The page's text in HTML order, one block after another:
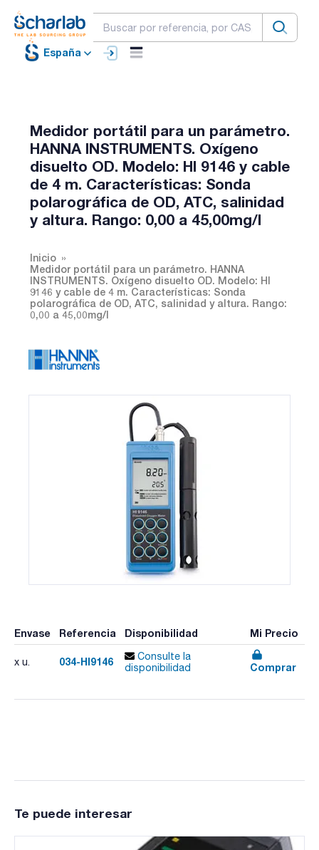
España
Medidor portátil para un parámetro.
HANNA INSTRUMENTS. Oxígeno
disuelto OD. Modelo: HI 9146 y cable
de 4 m. Características: Sonda
polarográfica de OD, ATC, salinidad
y altura. Rango: 0,00 a 45,00mg/l
Inicio
Medidor portátil para un parámetro. HANNA
INSTRUMENTS. Oxígeno disuelto OD. Modelo: HI
9146 y cable de 4 m. Características: Sonda
polarográfica de OD, ATC, salinidad y altura. Rango:
0,00 a 45,00mg/l
Envase Referencia Disponibilidad Mi Precio
x u. 034-HI9146
Consulte la
disponibilidad
Comprar
Te puede interesar